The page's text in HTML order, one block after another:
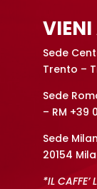
Sede
Trento –
Sede
– RM +39
Sede
20154
*IL CAFFE’